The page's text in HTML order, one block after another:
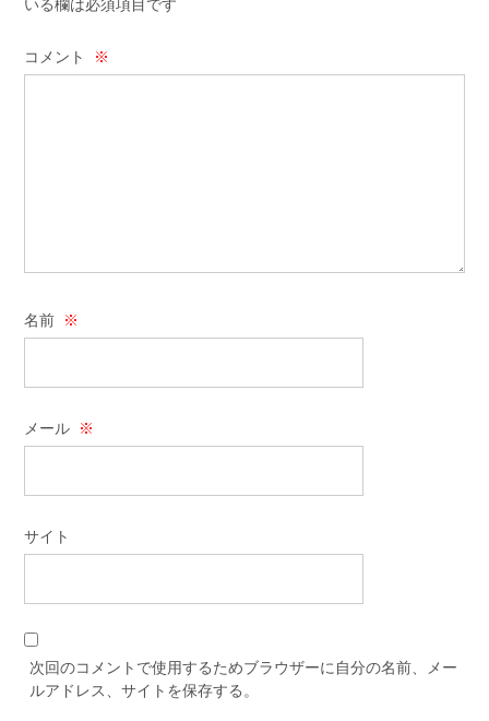
いる欄は必須項目です
コメント ※
名前 ※
メール ※
サイト
次回のコメントで使用するためブラウザーに自分の名前、メー
ルアドレス、サイトを保存する。